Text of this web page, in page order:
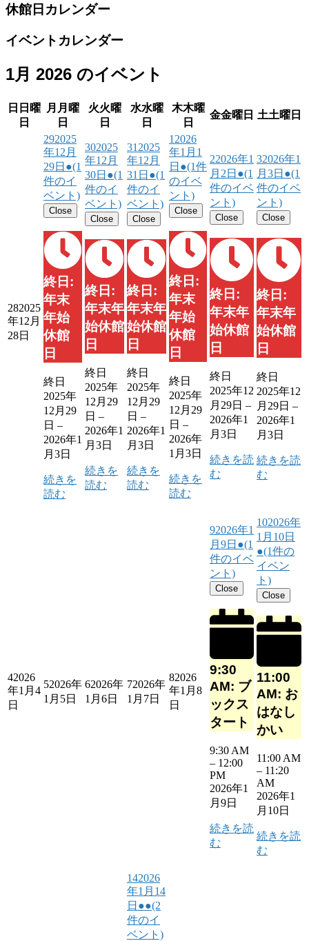
休館日カレンダー
イベントカレンダー
1月 2026 のイベント
日 日曜
日
月 月曜
日
火火曜
日
水水曜
日
木木曜
日
金金曜日 土土曜日
282025
年12月
28日
292025
年12月
29日 ●(1
件のイ
ベント)
Close
終日:
年末
年始
休館
日
終日
2025年
12月29
日 –
2026年1
月3日
続きを
読む
302025
年12月
30日 ●(1
件のイ
ベント)
Close
終日:
年末年
始休館
日
終日
2025年
12月29
日 –
2026年1
月3日
続きを
読む
31 2025
年12月
31日 ●(1
件のイ
ベント)
Close
終日:
年末年
始休館
日
終日
2025年
12月29
日 –
2026年1
月3日
続きを
読む
1 2026
年1月1
日 ●(1件
のイベ
ント)
Close
終日:
年末
年始
休館
日
終日
2025年
12月29
日 –
2026年
1月3日
続きを
読む
22026年1
月2日 ●(1
件のイベ
ント)
Close
終日:
年末年
始休館
日
終日
2025年12
月29日 –
2026年1
月3日
続きを読
む
32026年1
月3日 ●(1
件のイベ
ント)
Close
終日:
年末年
始休館
日
終日
2025年12
月29日 –
2026年1
月3日
続きを読
む
42026
年1月4
日
52026年
1月5日
62026年
1月6日
72026年
1月7日
82026
年1月8
日
92026年1
月9日 ●(1
件のイベ
ント)
Close
9:30
AM: ブ
ックス
タート
9:30 AM
– 12:00
PM
2026年1
月9日
続きを読
む
102026年
1月10日
●(1件の
イベン
ト)
Close
11:00
AM: お
はなし
かい
11:00 AM
– 11:20
AM
2026年1
月10日
続きを読
む
142026
年1月14
日 ●●(2
件のイ
ベント)